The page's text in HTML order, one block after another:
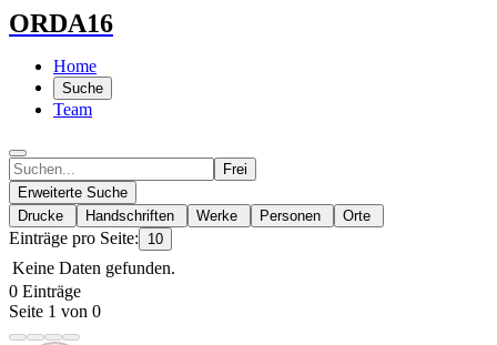
ORDA16
Home
Suche
Team
Frei
Erweiterte Suche
Drucke
Handschriften Werke Personen Orte
Einträge pro Seite: 10
Keine Daten gefunden.
0 Einträge
Seite 1 von 0